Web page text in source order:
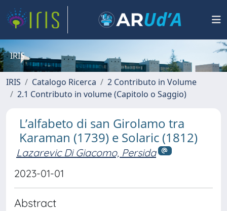
IRIS
IRIS Catalogo Ricerca
2 Contributo in Volume
2.1 Contributo in volume (Capitolo o Saggio)
L’alfabeto di san Girolamo tra
Karaman (1739) e Solaric (1812)
Lazarevic Di Giacomo, Persida
2023-01-01
Abstract